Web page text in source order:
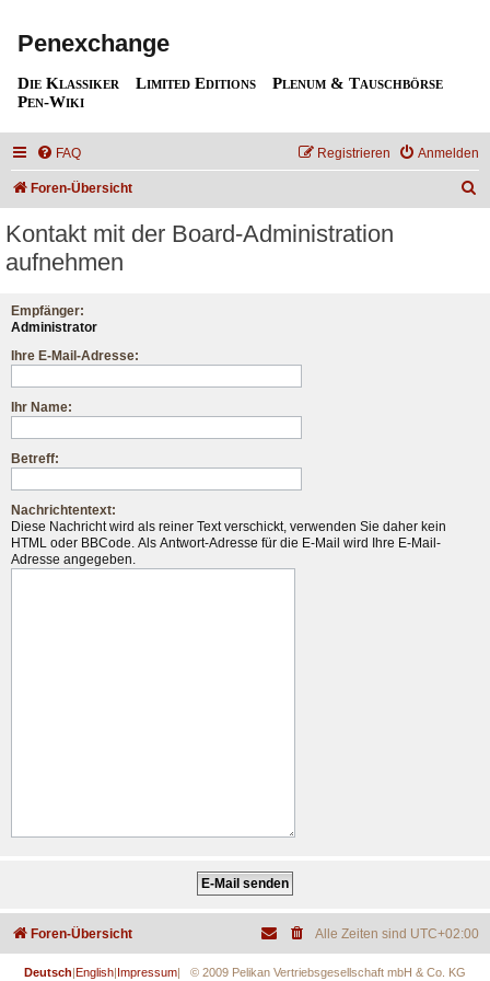
Penexchange
Die Klassiker Limited Editions
Plenum & Tauschbörse
Pen-Wiki
FAQ Anmelden
Registrieren
Foren-Übersicht
Kontakt mit der Board-Administration
aufnehmen
Empfänger:
Administrator
Ihre E-Mail-Adresse:
Ihr Name:
Betreff:
Nachrichtentext:
Diese Nachricht wird als reiner Text verschickt, verwenden Sie daher kein
HTML oder BBCode. Als Antwort-Adresse für die E-Mail wird Ihre E-Mail-
Adresse angegeben.
Foren-Übersicht Alle Zeiten sind UTC+02:00
Deutsch|English|Impressum| © 2009 Pelikan Vertriebsgesellschaft mbH & Co. KG